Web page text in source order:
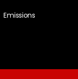
Emissions